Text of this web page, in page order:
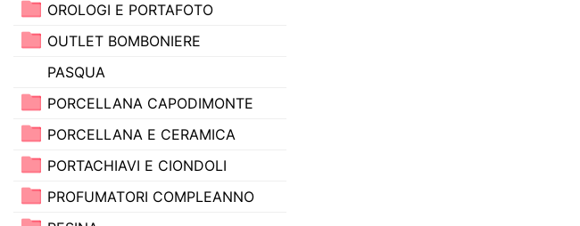
OROLOGI E PORTAFOTO
OUTLET BOMBONIERE
PASQUA
PORCELLANA CAPODIMONTE
PORCELLANA E CERAMICA
PORTACHIAVI E CIONDOLI
PROFUMATORI COMPLEANNO